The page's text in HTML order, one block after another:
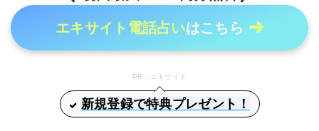
エキサイト電話占いはこちら
PR：エキサイト
新規登録で特典プレゼント！